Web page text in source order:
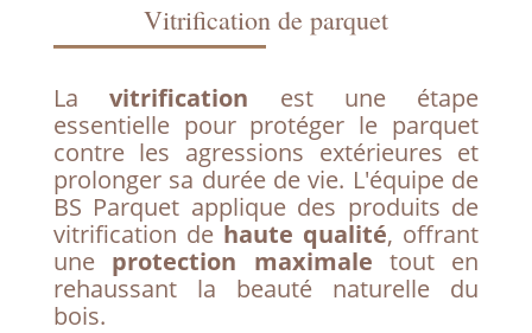
Vitrification de parquet
Lavitrification est une étape
essentielle pour protéger le parquet
contre les agressions extérieures et
prolonger sa durée de vie. L'équipe de
BS Parquet applique des produits de
vitrification de haute qualité, offrant
une protection maximale tout en
rehaussant la beauté naturelle du
bois.